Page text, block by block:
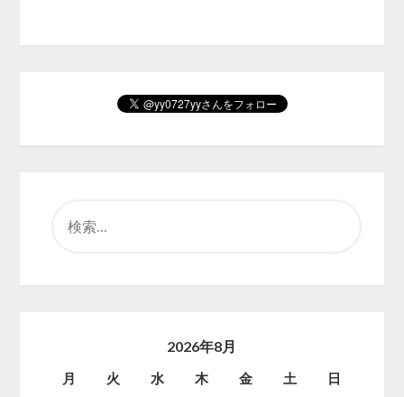
2026年8月
月 火 水 木 金 土
日